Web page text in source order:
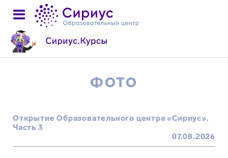
ФОТО
Открытие Образовательного центра «Сириус».
Часть 3
07.08.2026